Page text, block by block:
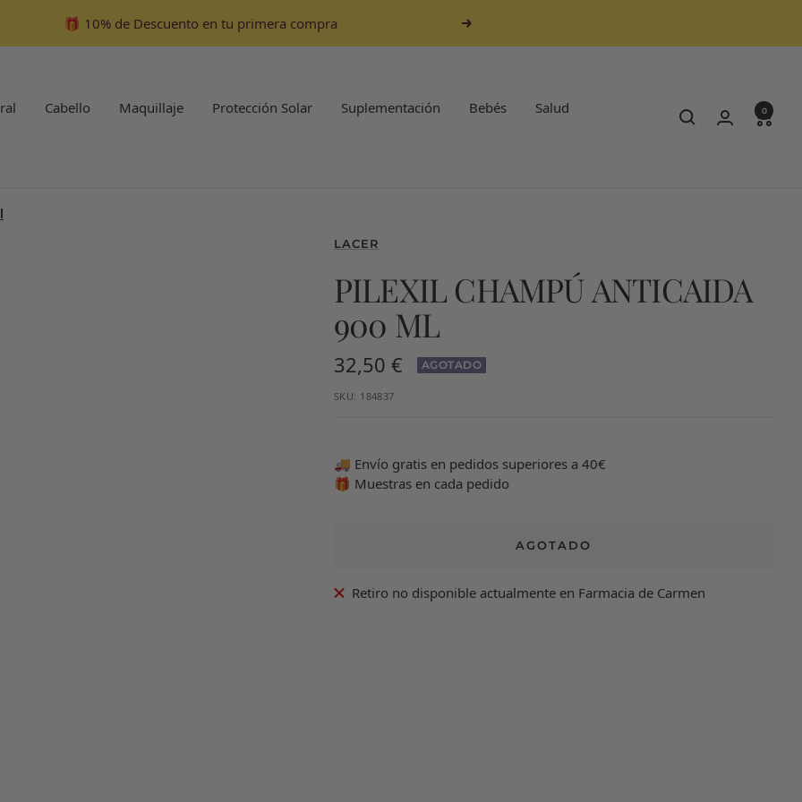
🎁 10% de Descuento en tu primera compra Siguiente
Cabello Maquillaje Protección Solar Suplementación Bebés Salud 0
LACER
PILEXIL CHAMPÚ ANTICAIDA
900 ML
Precio
de
32,50 € AGOTADO
SKU: 184837
🚚 Envío gratis en pedidos superiores a 40€
🎁 Muestras en cada pedido
AGOTADO
Retiro no disponible actualmente en Farmacia de Carmen